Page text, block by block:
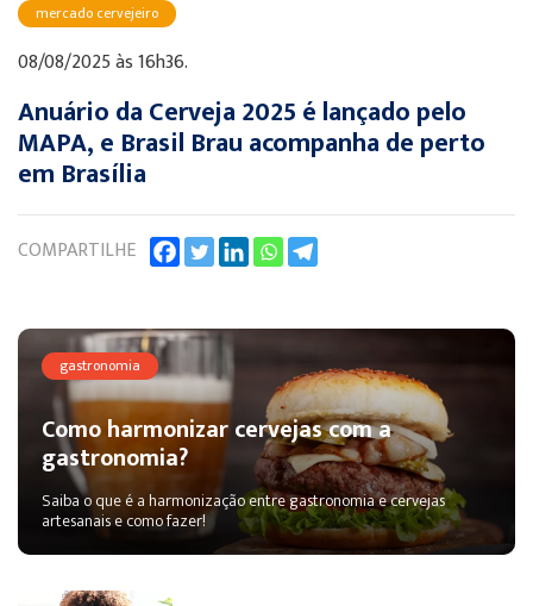
mercado cervejeiro
08/08/2025 às 16h36.
Anuário da Cerveja 2025 é lançado pelo
MAPA, e Brasil Brau acompanha de perto
em Brasília
COMPARTILHE
gastronomia
Como harmonizar cervejas com a
gastronomia?
Saiba o que é a harmonização entre gastronomia e cervejas
artesanais e como fazer!